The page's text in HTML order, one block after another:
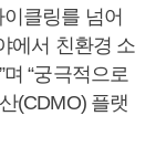
클링를 넘어
에서 친환경 소
“궁극적으로
(CDMO) 플랫